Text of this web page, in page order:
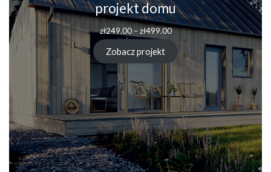
projekt domu
zł249.00 – zł499.00
Zobacz projekt